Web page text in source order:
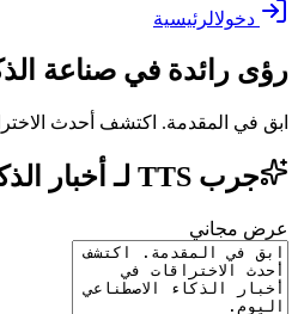
دخولالرئيسية
رؤى رائدة في صناعة
ابق في المقدمة. اكتشف أحدث
جرب TTS لـ أخبار الذكاء الاصطناعي اليوم: التنقل في التطور السريع للذكاء الاصطناعي التوليدي
عرض مجاني